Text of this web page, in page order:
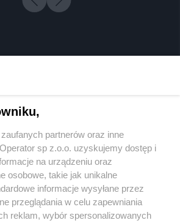
1 / 0
lokalnych
partnerów oraz inne
sp z.o.o. uzyskujemy dostęp i
na urządzeniu oraz
osobowe, takie jak unikalne
informacje wysyłane przez
przeglądania w celu zapewniania
reklam, wybór spersonalizowanych